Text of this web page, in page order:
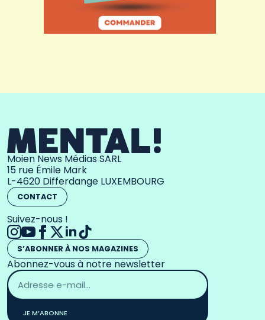
Moien News Médias SARL
15 rue Émile Mark
L-4620 Differdange LUXEMBOURG
CONTACT
Suivez-nous !
S’ABONNER À NOS MAGAZINES
Abonnez-vous à notre newsletter
Adresse
email
*
JE M’ABONNE